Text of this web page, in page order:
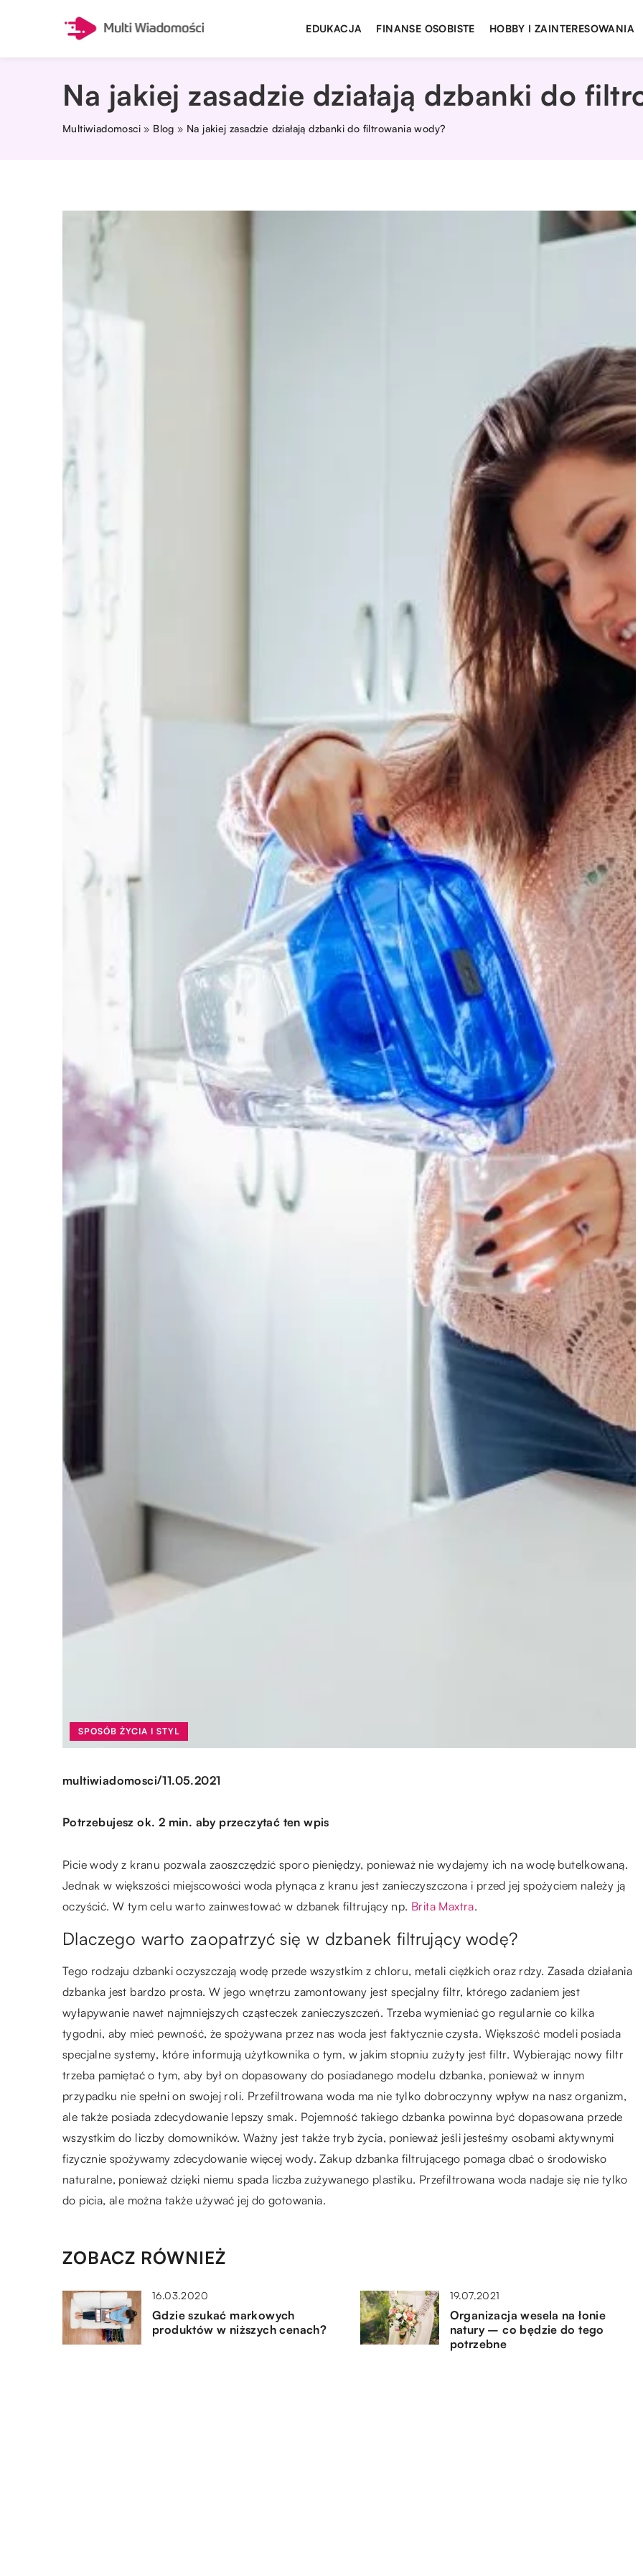
EDUKACJA FINANSE OSOBISTE HOBBY I ZAINTERESOWANIA
Na jakiej zasadzie działają dzbanki do
Multiwiadomosci » Blog » Na jakiej zasadzie działają dzbanki do filtrowania wody?
SPOSÓB ŻYCIA I STYL
multiwiadomosci/11.05.2021
Potrzebujesz ok. 2 min. aby przeczytać ten wpis
Picie wody z kranu pozwala zaoszczędzić sporo pieniędzy, ponieważ nie wydajemy ich na wodę butelkowaną.
Jednak w większości miejscowości woda płynąca z kranu jest zanieczyszczona i przed jej spożyciem należy ją
oczyścić. W tym celu warto zainwestować w dzbanek filtrujący np. Brita Maxtra.
Dlaczego warto zaopatrzyć się w dzbanek filtrujący wodę?
Tego rodzaju dzbanki oczyszczają wodę przede wszystkim z chloru, metali ciężkich oraz rdzy. Zasada działania
dzbanka jest bardzo prosta. W jego wnętrzu zamontowany jest specjalny filtr, którego zadaniem jest
wyłapywanie nawet najmniejszych cząsteczek zanieczyszczeń. Trzeba wymieniać go regularnie co kilka
tygodni, aby mieć pewność, że spożywana przez nas woda jest faktycznie czysta. Większość modeli posiada
specjalne systemy, które informują użytkownika o tym, w jakim stopniu zużyty jest filtr. Wybierając nowy filtr
trzeba pamiętać o tym, aby był on dopasowany do posiadanego modelu dzbanka, ponieważ w innym
przypadku nie spełni on swojej roli. Przefiltrowana woda ma nie tylko dobroczynny wpływ na nasz organizm,
ale także posiada zdecydowanie lepszy smak. Pojemność takiego dzbanka powinna być dopasowana przede
wszystkim do liczby domowników. Ważny jest także tryb życia, ponieważ jeśli jesteśmy osobami aktywnymi
fizycznie spożywamy zdecydowanie więcej wody. Zakup dzbanka filtrującego pomaga dbać o środowisko
naturalne, ponieważ dzięki niemu spada liczba zużywanego plastiku. Przefiltrowana woda nadaje się nie tylko
do picia, ale można także używać jej do gotowania.
ZOBACZ RÓWNIEŻ
16.03.2020
Gdzie szukać markowych
produktów w niższych cenach?
19.07.2021
Organizacja wesela na łonie
natury – co będzie do tego
potrzebne